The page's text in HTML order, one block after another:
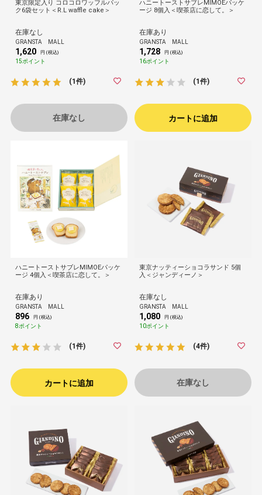
東京限定入り コロコロワッフルパッ
ク6袋セット＜R.L waffle cake＞
在庫なし
GRANSTA MALL
1,620 円 (税込)
15ポイント
(1件)
在庫なし
ハニートーストサブレMIMOEパッケ
ージ 8個入＜喫茶店に恋して。＞
在庫あり
GRANSTA MALL
1,728 円 (税込)
16ポイント
(1件)
カートに追加
ハニートーストサブレMIMOEパッケ
ージ 4個入＜喫茶店に恋して。＞
在庫あり
GRANSTA MALL
896 円 (税込)
8ポイント
(1件)
カートに追加
東京ナッティーショコラサンド 5個
入＜ジャンディーノ＞
在庫なし
GRANSTA MALL
1,080 円 (税込)
10ポイント
(4件)
在庫なし